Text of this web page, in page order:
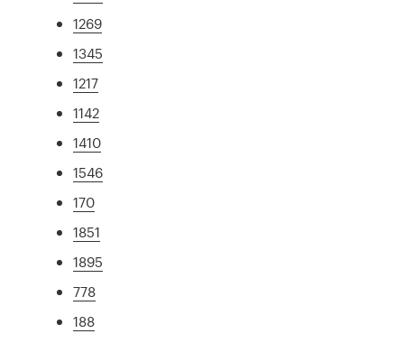
1269
1345
1217
1142
1410
1546
170
1851
1895
778
188